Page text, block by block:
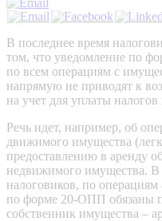
В последнее время
том, что уведомление по
по всем операциям с
напрямую не приводят к
на учет для уплаты налогов
Речь идет, например, об
движимого имущества
предоставлению в аренду
недвижимого имущества.
налоговиков, по
по форме 20-ОПП обязаны
собственник имущества –